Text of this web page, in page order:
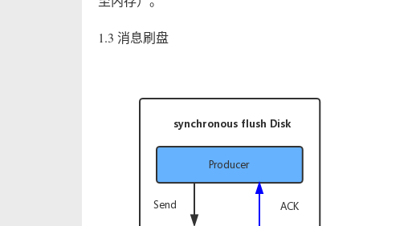
1.3 消息刷盘